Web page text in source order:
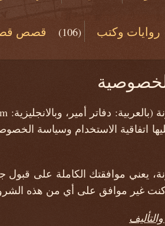
روايات وكتب (106) قصص
اتفاقية الاستخدام وسياسة
يعني موافقتك الكاملة على
غير موافق على أي من هذه